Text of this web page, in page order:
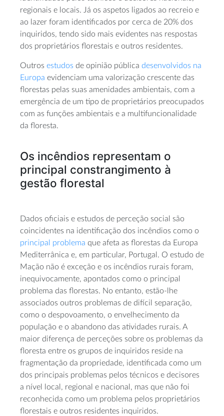
regionais e locais. Já os aspetos ligados ao recreio e
ao lazer foram identificados por cerca de 20% dos
inquiridos, tendo sido mais evidentes nas respostas
dos proprietários florestais e outros residentes.
Outros estudos de opinião pública desenvolvidos na
Europa evidenciam uma valorização crescente das
florestas pelas suas amenidades ambientais, com a
emergência de um tipo de proprietários preocupados
com as funções ambientais e a multifuncionalidade
da floresta.
Os incêndios representam o
principal constrangimento à
gestão florestal
Dados oficiais e estudos de perceção social são
coincidentes na identificação dos incêndios como o
principal problema que afeta as florestas da Europa
Mediterrânica e, em particular, Portugal. O estudo de
Mação não é exceção e os incêndios rurais foram,
inequivocamente, apontados como o principal
problema das florestas. No entanto, estão-lhe
associados outros problemas de difícil separação,
como o despovoamento, o envelhecimento da
população e o abandono das atividades rurais. A
maior diferença de perceções sobre os problemas da
floresta entre os grupos de inquiridos reside na
fragmentação da propriedade, identificada como um
dos principais problemas pelos técnicos e decisores
a nível local, regional e nacional, mas que não foi
reconhecida como um problema pelos proprietários
florestais e outros residentes inquiridos.